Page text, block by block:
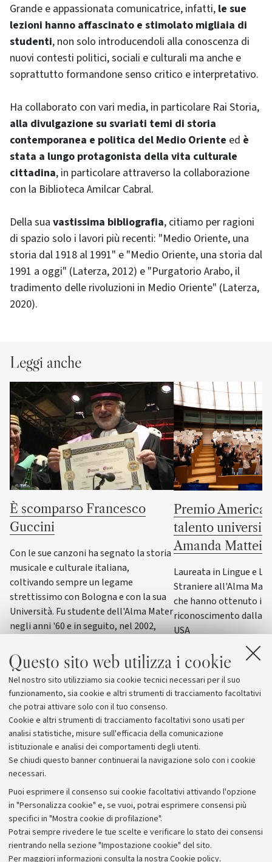
Questo sito web utilizza i cookie
Nel nostro sito utilizziamo sia cookie tecnici necessari per il suo
funzionamento, sia cookie e altri strumenti di tracciamento facoltativi
che potrai attivare solo con il tuo consenso.
Cookie e altri strumenti di tracciamento facoltativi sono usati per
analisi statistiche, misure sull'efficacia della comunicazione
istituzionale e analisi dei comportamenti degli utenti.
Se chiudi questo banner continuerai la navigazione solo con i cookie
necessari.
Puoi esprimere il consenso sui cookie facoltativi attivando l'opzione
in "Personalizza cookie" e, se vuoi, potrai esprimere consensi più
specifici in "Mostra cookie di profilazione".
Potrai sempre rivedere le tue scelte e verificare lo stato dei consensi
rientrando nella sezione "Impostazione cookie" del sito.
Per maggiori informazioni consulta la nostra Cookie policy.
Grande e appassionata comunicatrice, infatti, le sue
lezioni hanno affascinato e stimolato migliaia di
studenti, non solo introducendoli alla conoscenza di
nuovi contesti politici, sociali e culturali ma anche e
soprattutto formandone senso critico e interpretativo.
Ha collaborato con vari media, in particolare Rai Storia,
alla divulgazione su svariati temi di storia
contemporanea e politica del Medio Oriente ed è
stata a lungo protagonista della vita culturale
cittadina, in particolare attraverso la collaborazione
con la Biblioteca Amilcar Cabral.
Della sua vastissima bibliografia, citiamo per ragioni
di spazio solo i lavori più recenti: "Medio Oriente, una
storia dal 1918 al 1991" e "Medio Oriente, una storia dal
1991 a oggi" (Laterza, 2012) e "Purgatorio Arabo, il
tradimento delle rivoluzioni in Medio Oriente" (Laterza,
2020).
Leggi anche
È scomparso Francesco
Guccini
Con le sue canzoni ha segnato la storia
musicale e culturale italiana,
coltivando sempre un legame
strettissimo con Bologna e con la sua
Università. Fu studente dell'Alma Mater
negli anni '60 e in seguito, nel 2002,
Scienze della formazione primaria
Premio America
talento
Amanda Mattei
Laureata in Lingue e
Straniere all'Alma
che hanno ottenuto il
riconoscimento dalla
USA
Archivio
Comunicati stampa
Redazione
Rassegna stampa